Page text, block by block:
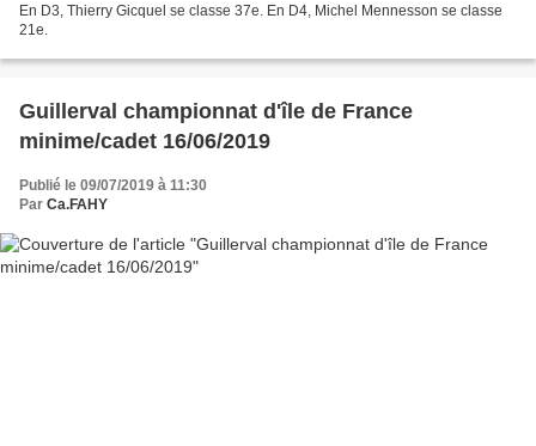
En D3, Thierry Gicquel se classe 37e. En D4, Michel Mennesson se classe
21e.
Guillerval championnat d'île de France
minime/cadet 16/06/2019
Publié le 09/07/2019 à 11:30
Par Ca.FAHY